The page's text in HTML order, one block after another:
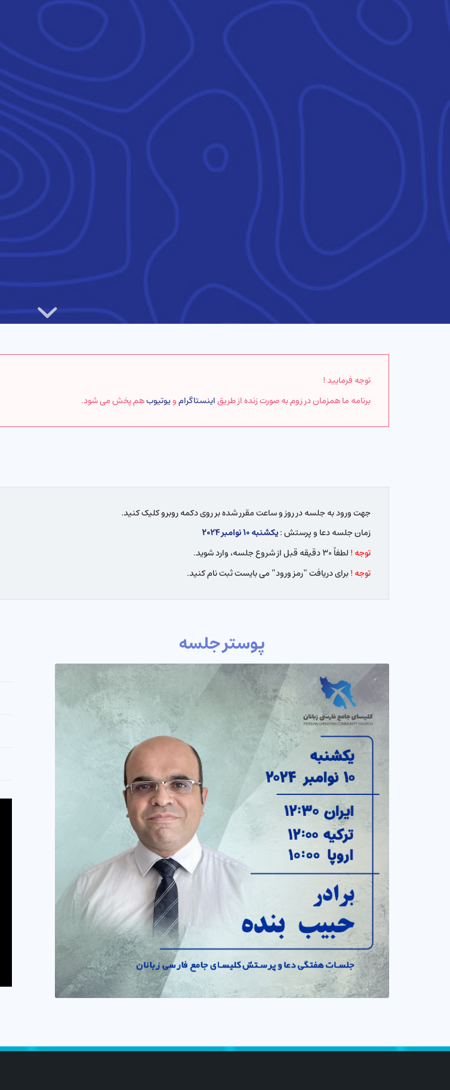
توجه فرمایید !
برنامه ما همزمان در زوم به صورت زنده از طریقاینستاگرامویوتیوبهم پخش می شود.
جهت ورود به جلسه در روز و ساعت مقرر شده بر روی دکمه روبرو کلیک کنید.
زمان جلسه دعا و پرستش :یکشنبه ۱۰ نوامبر ۲۰۲۴
توجه ! لطفاً ۳۰ دقیقه قبل از شروع جلسه، وارد شوید.
توجه !برای دریافت “رمز ورود” می بایست ثبت نام کنید.
پوستر جلسه